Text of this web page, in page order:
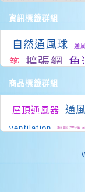
資訊標籤群組
自然通風球 通
築 擴張網 角
統 廠房通風設備
頂樓 降溫
降溫 通風設備廠
商品標籤群組
屋頂通風器 通
ventilation 輕鋼架通
不銹